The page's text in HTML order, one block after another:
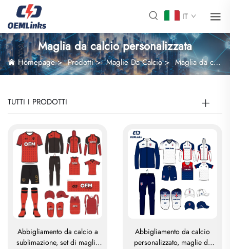
IT
Maglia da calcio personalizzata
Homepage>Prodotti>Maglie Da Calcio>Maglia da calcio personalizzata
TUTTI I PRODOTTI
Abbigliamento da calcio a
sublimazione, set di maglie
Abbigliamento da calcio
personalizzato, maglie da